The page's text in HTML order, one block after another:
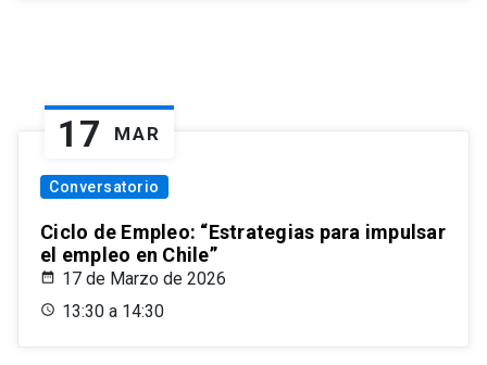
17 MAR
Conversatorio
Ciclo de Empleo: “Estrategias para impulsar
el empleo en Chile”
17 de Marzo de 2026
13:30 a 14:30